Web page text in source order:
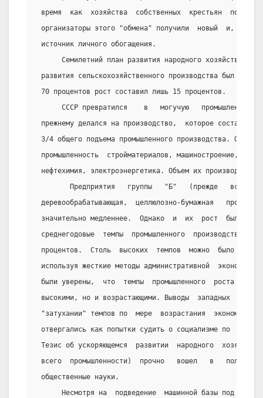
время  как  хозяйства  собственных  крестьян
организаторы этого "обмена" получили  новый  и,
источник личного обогащения.
Семилетний план развития народного хозяйства (
развития сельскохозяйственного производства был
70 процентов рост составил лишь 15 процентов.
СССР превратился    в   могучую   промышленную
прежнему делался на производство,  которое
3/4 общего подъема промышленного производства.
промышленность  стройматериалов, машиностроение,
нефтехимия, электроэнергетика. Объем их
Предприятия   группы   "Б"   (прежде   всего
деревообрабатывающая,  целлюлозно-бумажная
значительно медленнее.  Однако  и  их  рост  был
среднегодовые  темпы  промышленного  производства
процентов.  Столь  высоких  темпов  можно  было
используя жесткие методы административной
были уверены,  что  темпы  промышленного  роста
высокими, но и возрастающими. Выводы  западных
"затухании" темпов по  мере  возрастания
отвергались как попытки судить о социализме по
Тезис об ускоряющемся  развитии  народного
всего  промышленности)  прочно   вошел   в
общественные науки.
Несмотря на  подведение  машинной базы под